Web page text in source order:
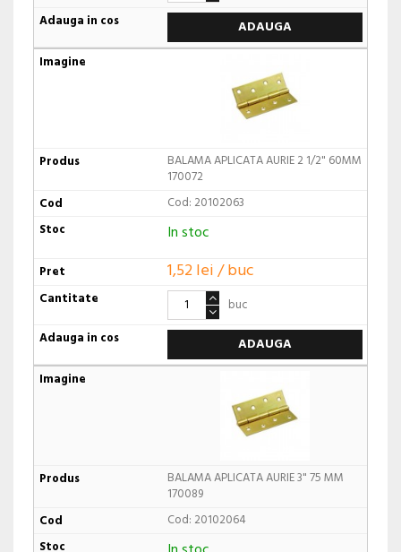
ADAUGA
BALAMA APLICATA AURIE 2 1/2" 60MM
170072
Cod: 20102063
In stoc
1,52 lei / buc
buc
ADAUGA
BALAMA APLICATA AURIE 3" 75 MM
170089
Cod: 20102064